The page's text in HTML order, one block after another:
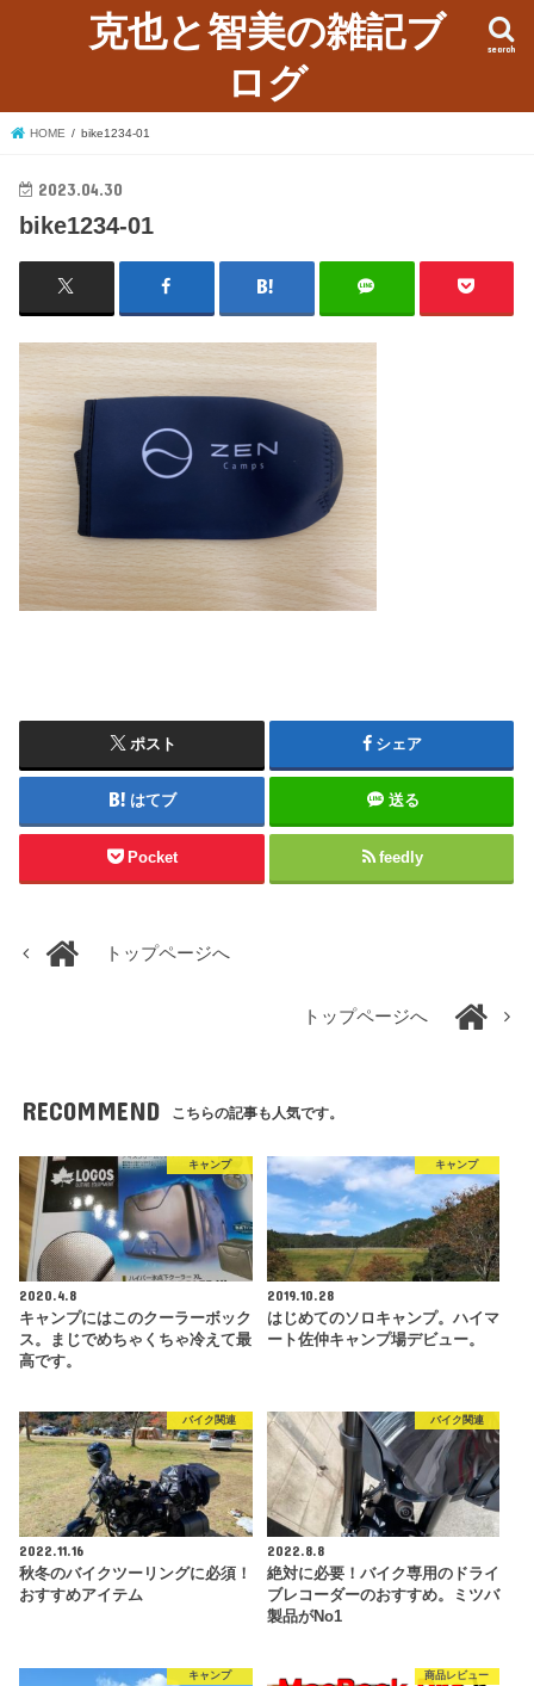
克也と智美の雑記ブ
ログ
search
HOME bike1234-01
2023.04.30
bike1234-01
ポスト シェア
はてブ 送る
Pocket feedly
トップページへ
トップページへ
RECOMMEND こちらの記事も人気です。
キャンプ
2020.4.8
キャンプにはこのクーラーボック
ス。まじでめちゃくちゃ冷えて最
高です。
キャンプ
2019.10.28
はじめてのソロキャンプ。ハイマ
ート佐仲キャンプ場デビュー。
バイク関連
2022.11.16
秋冬のバイクツーリングに必須！
おすすめアイテム
バイク関連
2022.8.8
絶対に必要！バイク専用のドライ
ブレコーダーのおすすめ。ミツバ
製品がNo1
キャンプ 商品レビュー